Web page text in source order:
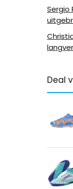
Sergio
Deal